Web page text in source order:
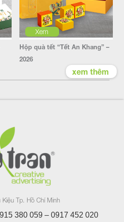
Xem
Hộp quà tết “Tết An Khang” –
2026
xem thêm
Tp. Hồ Chí Minh
380 059 – 0917 452 020